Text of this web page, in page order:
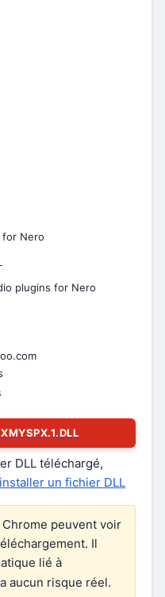
for Nero
plugins for Nero
DLL téléchargé,
un fichier DLL
peuvent voir
Il
lié à
aucun risque réel.